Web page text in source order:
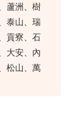
蘆洲、樹
泰山、瑞
貢寮、石
大安、內
松山、萬